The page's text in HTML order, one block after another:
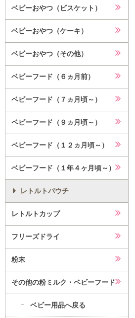
ベビーおやつ（ビスケット）
ベビーおやつ（ケーキ）
ベビーおやつ（その他）
ベビーフード（６ヵ月前）
ベビーフード（７ヵ月頃～）
ベビーフード（９ヵ月頃～）
ベビーフード（１２ヵ月頃～）
ベビーフード（１年４ヶ月頃～）
レトルトパウチ
レトルトカップ
フリーズドライ
粉末
その他の粉ミルク・ベビーフード
ベビー用品へ戻る